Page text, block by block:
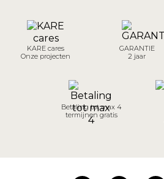
KARE cares
Onze projecten
GARANTIE
2 jaar
Betaling tot max 4
termijnen gratis